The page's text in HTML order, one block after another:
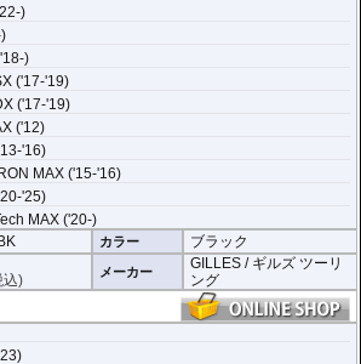
)
)
('17-'19)
('17-'19)
('12)
'16)
MAX ('15-'16)
'25)
MAX ('20-)
カラー ブラック
込) メーカー
GILLES / ギルズ ツーリ
ング